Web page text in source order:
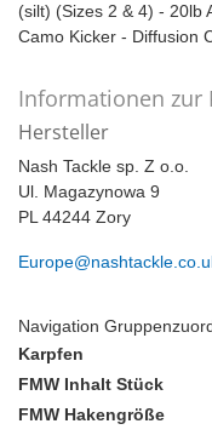
(silt) (Sizes 2 & 4) - 20lb
Camo Kicker - Diffusion
Informationen zur
Hersteller
Nash Tackle sp. Z o.o.
Ul. Magazynowa 9
PL 44244 Zory
Navigation
Karpfen
FMW Inhalt Stück
FMW Hakengröße